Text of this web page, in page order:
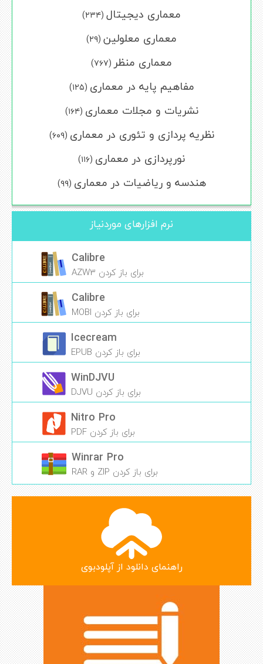
معماری دیجیتال (۲۳۴)
معماری معلولین (۲۹)
معماری منظر (۷۶۷)
مفاهیم پایه در معماری (۱۲۵)
نشریات و مجلات معماری (۱۶۴)
نظریه پردازی و تئوری در معماری (۶۰۹)
نورپردازی در معماری (۱۱۶)
هندسه و ریاضیات در معماری (۹۹)
نرم افزارهای موردنیاز
Calibre
برای باز کردن AZW3
Calibre
برای باز کردن MOBI
Icecream
برای باز کردن EPUB
WinDJVU
برای باز کردن DJVU
Nitro Pro
برای باز کردن PDF
Winrar Pro
برای باز کردن ZIP و RAR
راهنمای دانلود از آپلودبوی